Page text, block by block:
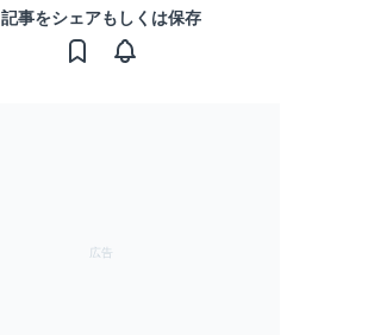
記事をシェアもしくは保存